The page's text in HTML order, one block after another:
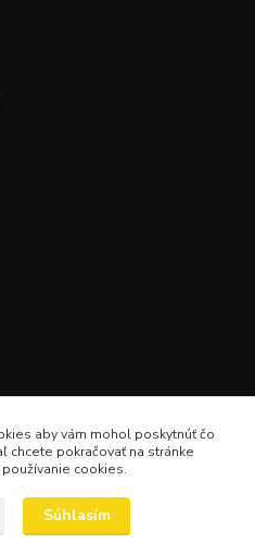
aby vám mohol poskytnúť čo
chcete pokračovať na stránke
cookies.
Súhlasím